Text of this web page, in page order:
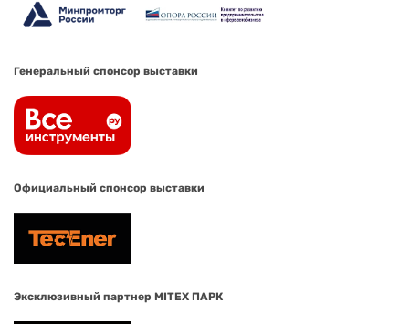
Генеральный спонсор выставки
Официальный спонсор выставки
Эксклюзивный партнер MITEX ПАРК